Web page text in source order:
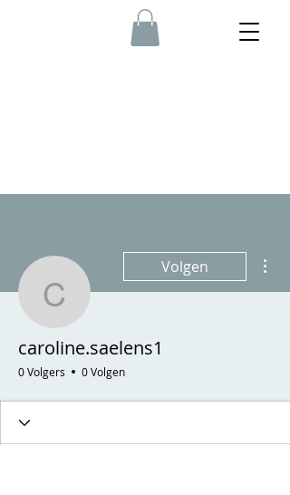
caroline.saelens1
Volgen
caroline.saelens1
0 Volgers 0 Volgen